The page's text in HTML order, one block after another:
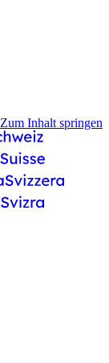
Zum Inhalt springen